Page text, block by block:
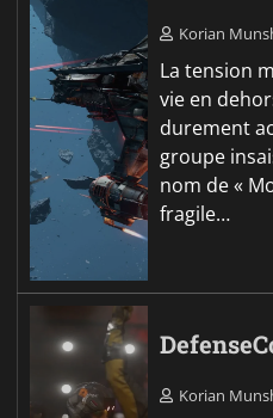
Korian
La tension
vie en
durement
groupe
nom de «
fragile…
Korian